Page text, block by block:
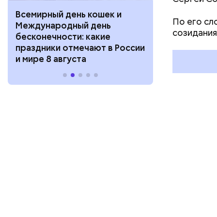
Всемирный день кошек и
Международный день
бесконечности: какие
праздники отмечают в России
и мире 8 августа
холостяка:
отмечают в
По его